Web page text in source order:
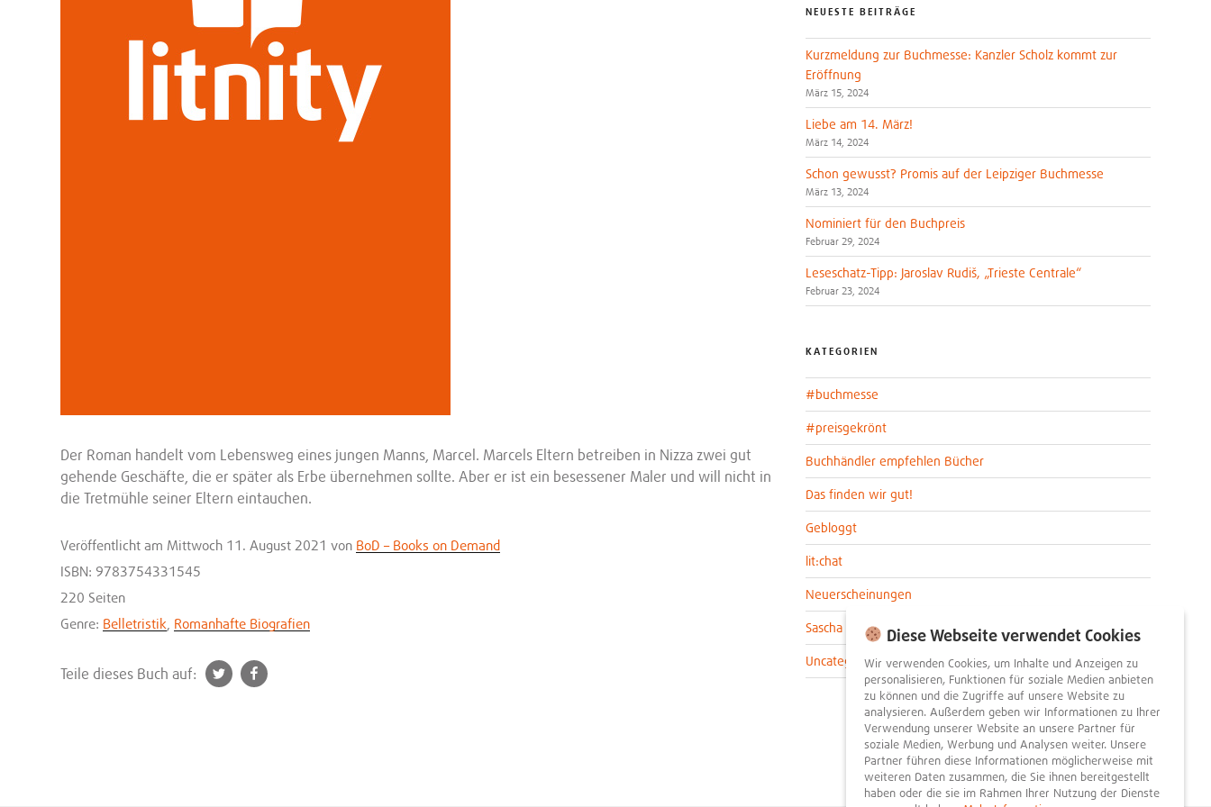
Der Roman handelt vom Lebensweg eines jungen Manns, Marcel. Marcels Eltern betreiben in Nizza zwei gut
gehende Geschäfte, die er später als Erbe übernehmen sollte. Aber er ist ein besessener Maler und will nicht in
die Tretmühle seiner Eltern eintauchen.
Veröffentlicht am Mittwoch 11. August 2021 von BoD – Books on Demand
ISBN: 9783754331545
220 Seiten
Genre: Belletristik Romanhafte Biografien
Teile dieses Buch auf:
t
f
NEUESTE BEITRÄGE
Kurzmeldung zur Buchmesse: Kanzler Scholz kommt zur
Eröffnung
März 15, 2024
Liebe am 14. März!
März 14, 2024
Schon gewusst? Promis auf der Leipziger Buchmesse
März 13, 2024
Nominiert für den Buchpreis
Februar 29, 2024
Leseschatz-Tipp: Jaroslav Rudiš, „Trieste Centrale“
Februar 23, 2024
KATEGORIEN
#buchmesse
#preisgekrönt
Buchhändler empfehlen Bücher
Das finden wir gut!
Gebloggt
lit:chat
Neuerscheinungen
Sascha im lit:blog
Uncategorized
Diese Webseite verwendet Cookies
Wir verwenden Cookies, um Inhalte und Anzeigen zu
personalisieren, Funktionen für soziale Medien anbieten
zu können und die Zugriffe auf unsere Website zu
analysieren. Außerdem geben wir Informationen zu Ihrer
Verwendung unserer Website an unsere Partner für
soziale Medien, Werbung und Analysen weiter. Unsere
Partner führen diese Informationen möglicherweise mit
weiteren Daten zusammen, die Sie ihnen bereitgestellt
haben oder die sie im Rahmen Ihrer Nutzung der Dienste